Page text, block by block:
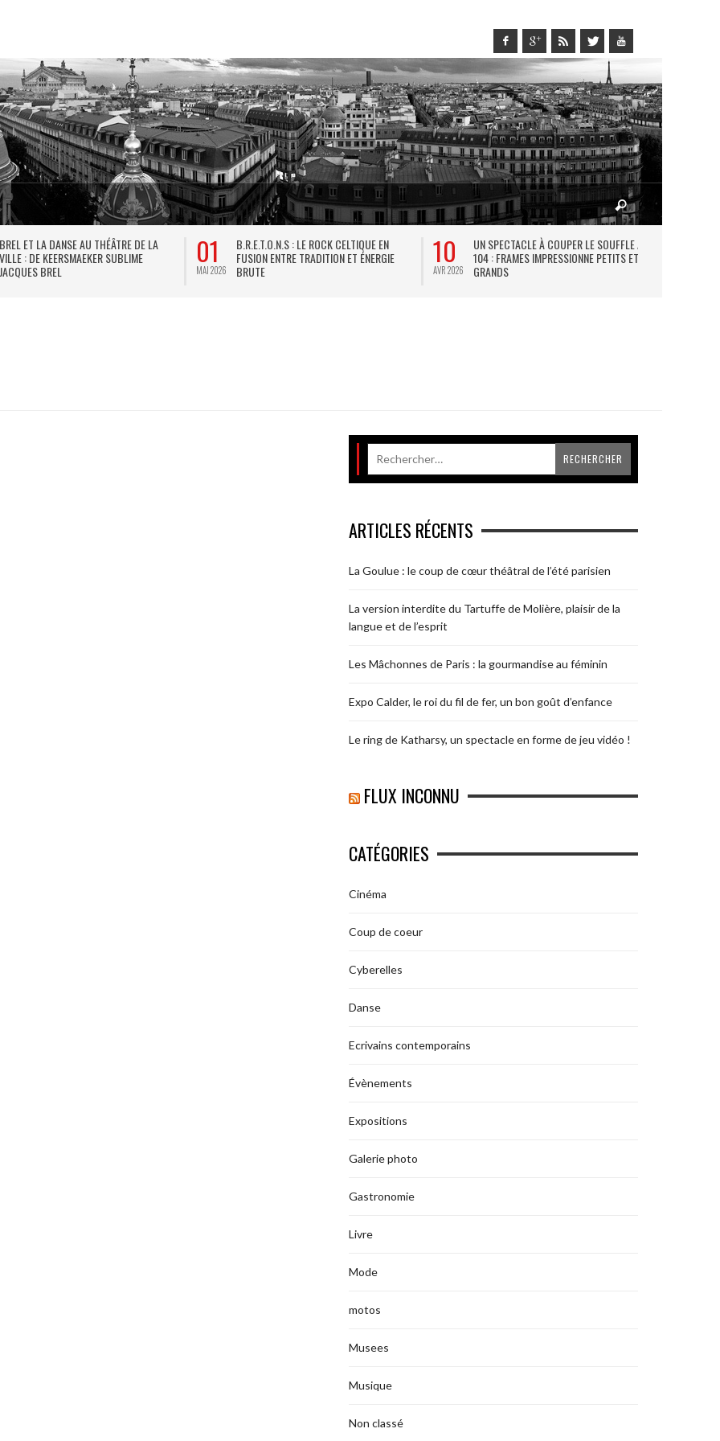
BREL ET LA DANSE AU THÉÂTRE DE LA
VILLE : DE KEERSMAEKER SUBLIME
JACQUES BREL
01
MAI 2026
B.R.E.T.O.N.S : LE ROCK CELTIQUE EN
FUSION ENTRE TRADITION ET ÉNERGIE
BRUTE
10
AVR 2026
UN SPECTACLE À COUPER LE SOUFFLE AU
104 : FRAMES IMPRESSIONNE PETITS ET
GRANDS
ARTICLES RÉCENTS
La Goulue : le coup de cœur théâtral de l’été parisien
La version interdite du Tartuffe de Molière, plaisir de la
langue et de l’esprit
Les Mâchonnes de Paris : la gourmandise au féminin
Expo Calder, le roi du fil de fer, un bon goût d’enfance
Le ring de Katharsy, un spectacle en forme de jeu vidéo !
FLUX INCONNU
CATÉGORIES
Cinéma
Coup de coeur
Cyberelles
Danse
Ecrivains contemporains
Évènements
Expositions
Galerie photo
Gastronomie
Livre
Mode
motos
Musees
Musique
Non classé